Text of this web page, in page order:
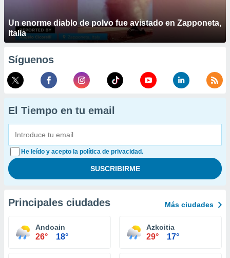
Un enorme diablo de polvo fue avistado en Zapponeta,
Italia
Síguenos
El Tiempo en tu email
He leído y acepto la política de privacidad.
Principales ciudades Más ciudades
Andoain
26° 18°
Azkoitia
29° 17°